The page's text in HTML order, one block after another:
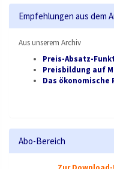
Empfehlungen aus dem
Aus unserem Archiv
Preis-Absatz-
Preisbildung auf
Das ökonomische
Abo-Bereich